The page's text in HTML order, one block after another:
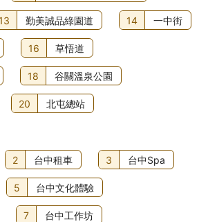
成人 TWD550，小童 TWD308 (大約金額)
額外收費。上述收費及按金不包括稅項，
所變動。
頓，又或善用此酒店的客房送餐服務 (部分
享用美食。不妨到店內的酒吧/酒廊點杯心愛
勤美誠品綠園道 14 一中街
16 草悟道
18 谷關溫泉公園
20 北屯總站
2 台中租車 3 台中Spa
5 台中文化體驗
7 台中工作坊